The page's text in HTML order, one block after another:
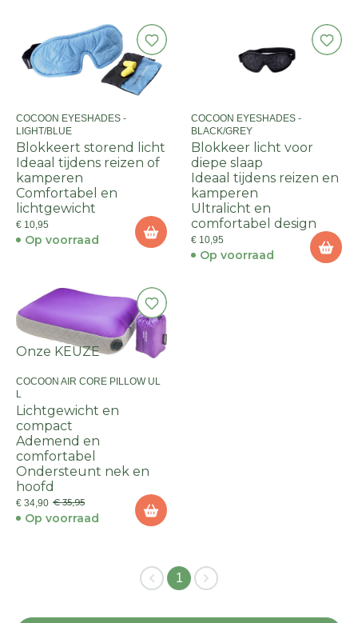
COCOON EYESHADES -
LIGHT/BLUE
Blokkeert storend licht
Ideaal tijdens reizen of
kamperen
Comfortabel en
lichtgewicht
€ 10,95
Op voorraad
COCOON EYESHADES -
BLACK/GREY
Blokkeer licht voor
diepe slaap
Ideaal tijdens reizen en
kamperen
Ultralicht en
comfortabel design
€ 10,95
Op voorraad
Onze KEUZE
COCOON AIR CORE PILLOW UL
L
Lichtgewicht en
compact
Ademend en
comfortabel
Ondersteunt nek en
hoofd
€ 34,90 € 35,95
Op voorraad
1